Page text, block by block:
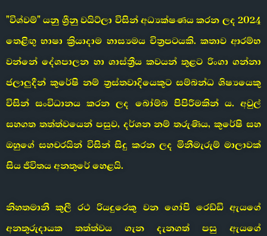
"විශ්වම්" යනු ශ්‍රීනු වයිට්ලා විසින් අධ්‍යක්ෂණය කරන ලද 2024
තෙළිඟු භාෂා ක්‍රියාදාම හාස්‍යමය චිත්‍රපටයකි. කතාව ආරම්භ
වන්නේ දේශපාලන හා ශාස්ත්‍රීය කවයන් තුළට රිංගා ගන්නා
ජලාලුදීන් කුරේෂි නම් ත්‍රස්තවාදියෙකුට සම්බන්ධ ශිෂ්‍යයෙකු
විසින් සංවිධානය කරන ලද බෝම්බ පිපිරීමකින් ය. අවුල්
සහගත තත්ත්වයෙන් පසුව, දර්ශන නම් තරුණිය, කුරේෂි සහ
ඔහුගේ සහචරයින් විසින් සිදු කරන ලද මිනීමැරුම් මාලාවක්
සිය ජීවිතය අනතුරේ හෙළයි.
නිහතමානී කුලී රථ රියදුරෙකු වන ගෝපි රෙඩ්ඩි ඇයගේ
අනතුරුදායක තත්ත්වය ගැන දැනගත් පසු ඇයගේ